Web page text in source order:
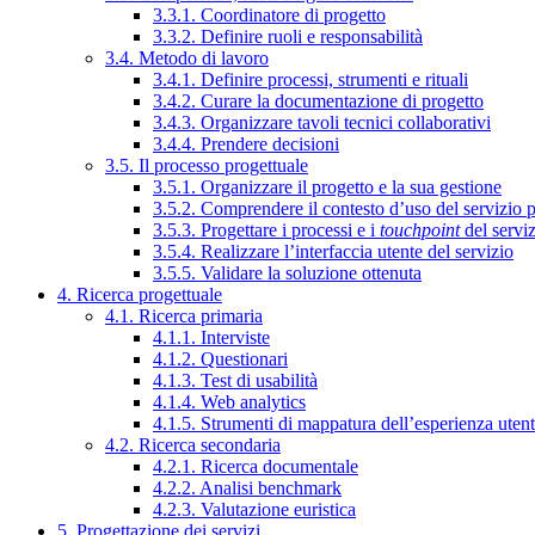
3.3.1. Coordinatore di progetto
3.3.2. Definire ruoli e responsabilità
3.4. Metodo di lavoro
3.4.1. Definire processi, strumenti e rituali
3.4.2. Curare la documentazione di progetto
3.4.3. Organizzare tavoli tecnici collaborativi
3.4.4. Prendere decisioni
3.5. Il processo progettuale
3.5.1. Organizzare il progetto e la sua gestione
3.5.2. Comprendere il contesto d’uso del servizio
3.5.3. Progettare i processi e i touchpointdel
3.5.4. Realizzare l’interfaccia utente del servizio
3.5.5. Validare la soluzione ottenuta
4. Ricerca progettuale
4.1. Ricerca primaria
4.1.1. Interviste
4.1.2. Questionari
4.1.3. Test di usabilità
4.1.4. Web analytics
4.1.5. Strumenti di mappatura dell’esperienza
4.2. Ricerca secondaria
4.2.1. Ricerca documentale
4.2.2. Analisi benchmark
4.2.3. Valutazione euristica
5. Progettazione dei servizi